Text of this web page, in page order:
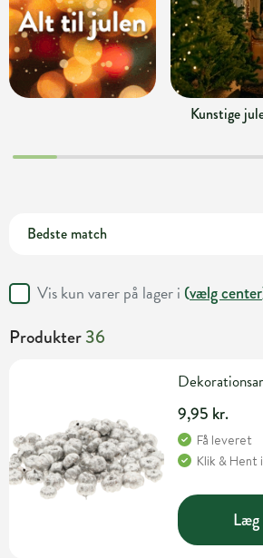
Kunstige
Vis kun varer på lager i (vælg center
Produkter36
9,95 kr.
Få leveret
Klik & Hent
Læg